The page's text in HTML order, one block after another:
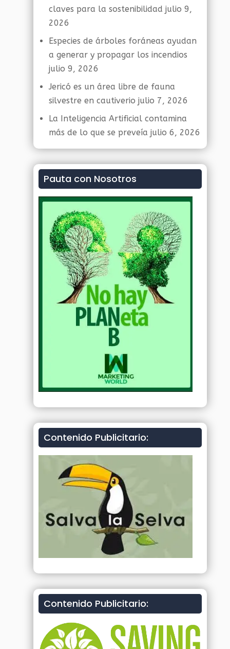
claves para la sostenibilidad julio 9,
2026
Especies de árboles foráneas ayudan
a generar y propagar los incendios
julio 9, 2026
Jericó es un área libre de fauna
silvestre en cautiverio julio 7, 2026
La Inteligencia Artificial contamina
más de lo que se preveía julio 6, 2026
Pauta con Nosotros
Contenido Publicitario:
Contenido Publicitario: